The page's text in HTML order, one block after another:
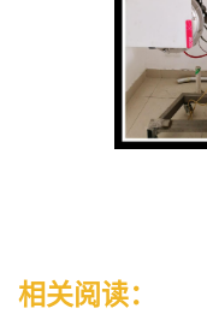
相关阅读：